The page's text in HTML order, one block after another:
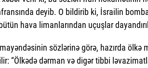
deyib. O bildirib ki, İsrailin
hava limanlarından uçuşlar
sözlərinə görə, hazırda ölkə
“Ölkədə dərman və digər tibbi